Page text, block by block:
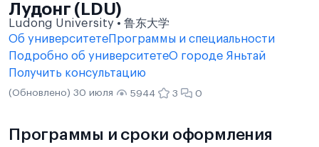
Лудонг (LDU)
Ludong University • 鲁东大学
Об университетеПрограммы и специальности
Подробно об университетеО городе Яньтай
Получить консультацию
(Обновлено) 30 июля 5944 3 0
Программы и сроки оформления